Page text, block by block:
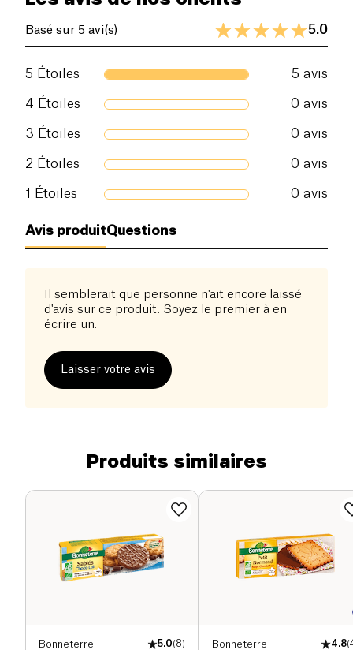
Basé sur 5 avi(s) 5.0
5 Étoiles 5 avis
4 Étoiles 0 avis
3 Étoiles 0 avis
2 Étoiles 0 avis
1 Étoiles 0 avis
Avis produitQuestions
Il semblerait que personne n'ait encore laissé
d'avis sur ce produit. Soyez le premier à en
écrire un.
Laisser votre avis
Produits similaires
Bonneterre 5.0(8) Bonneterre 4.8(